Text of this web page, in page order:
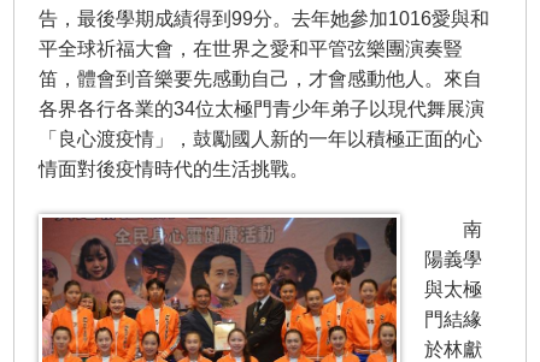
告，最後學期成績得到99分。去年她參加1016愛與和
平全球祈福大會，在世界之愛和平管弦樂團演奏豎
笛，體會到音樂要先感動自己，才會感動他人。來自
各界各行各業的34位太極門青少年弟子以現代舞展演
「良心渡疫情」，鼓勵國人新的一年以積極正面的心
情面對後疫情時代的生活挑戰。
南
陽義學
與太極
門結緣
於林獻